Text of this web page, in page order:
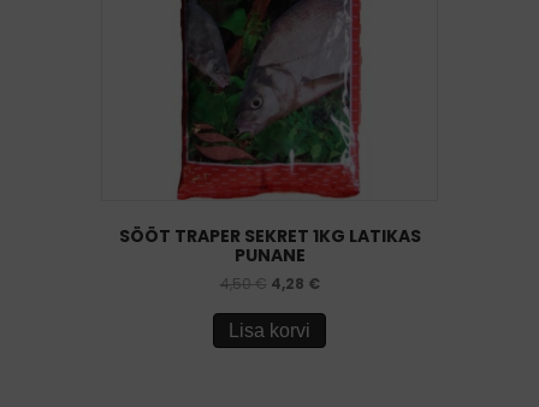
SÖÖT TRAPER SEKRET 1KG LATIKAS
PUNANE
4,50€ 4,28 €
Lisa korvi